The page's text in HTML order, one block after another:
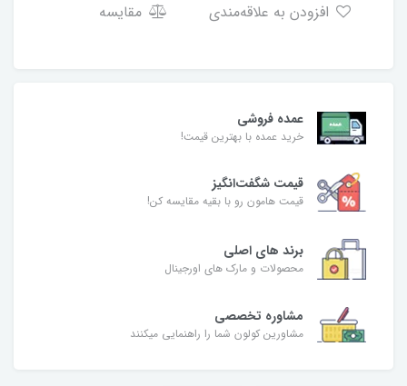
مقایسه
عمده فروشی
خرید عمده با بهترین قیمت!
قیمت شگفت‌انگیز
قیمت هامون رو با بقیه مقایسه کن!
برند های اصلی
محصولات و مارک های اورجینال
مشاوره تخصصی
مشاورین کولون شما را راهنمایی میکنند